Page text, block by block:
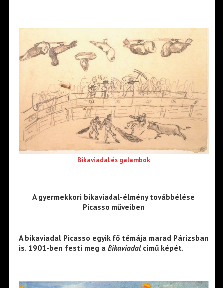
Bikaviadal és galambok
A gyermekkori bikaviadal-élmény továbbélése
Picasso műveiben
A bikaviadal Picasso egyik fő témája marad Párizsban
is. 1901-ben festi meg a Bikaviadalcímű képét.